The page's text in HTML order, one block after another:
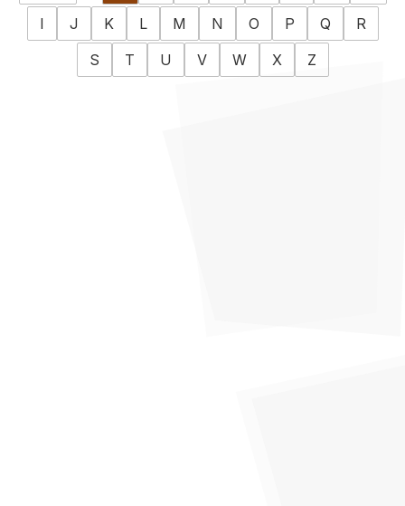
I
J K L M N O P Q
R
S
T U V W X Z